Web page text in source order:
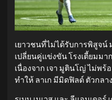
เยาวชนที่ไม่ได้รับการพิสูจน์
เปลี่ยนคู่แข่งขัน โรงเตี้ยมม
เนื่องจาก เจา มูตินโญ่ ไม่พ
ทำให้ ลาเก มีมิดฟิลด์ ตัวกลา